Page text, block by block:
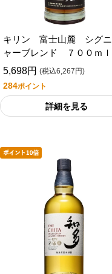
キリン 富士山麓 シグ
ャーブレンド ７００ｍｌ
5,698円 (税込6,267円)
284ポイント
詳細を見る